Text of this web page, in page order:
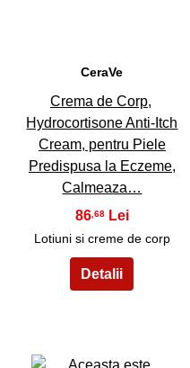
CeraVe
Crema de Corp,
Hydrocortisone Anti-Itch
Cream, pentru Piele
Predispusa la Eczeme,
Calmeaza…
86,68
Lotiuni si creme de corp